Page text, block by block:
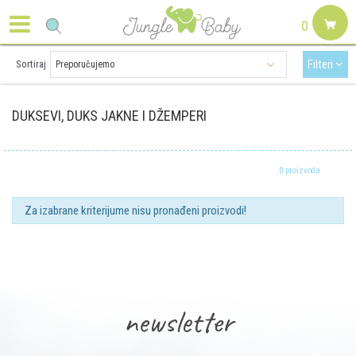
0
DUKSEVI, DUKS JAKNE I DŽEMPERI
Sortiraj Filteri
0 proizvoda
Za izabrane kriterijume nisu pronađeni proizvodi!
newsletter